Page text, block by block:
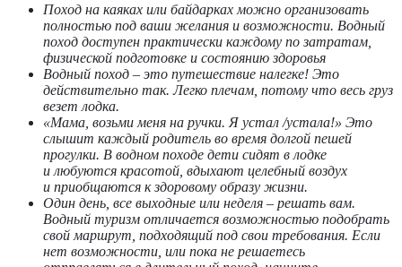
Поход на каяках или байдарках можно организовать
полностью под ваши желания и возможности. Водный
поход доступен практически каждому по затратам,
физической подготовке и состоянию здоровья
Водный поход – это путешествие налегке! Это
действительно так. Легко плечам, потому что весь груз
везет лодка.
«Мама, возьми меня на ручки. Я устал /устала!» Это
слышит каждый родитель во время долгой пешей
прогулки. В водном походе дети сидят в лодке
и любуются красотой, вдыхают целебный воздух
и приобщаются к здоровому образу жизни.
Один день, все выходные или неделя – решать вам.
Водный туризм отличается возможностью подобрать
свой маршрут, подходящий под свои требования. Если
нет возможности, или пока не решаетесь